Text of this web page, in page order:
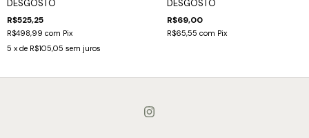
DESGOSTO
R$525,25
R$498,99 com Pix
5 x de R$105,05 sem juros
DESGOSTO
R$69,00
R$65,55 com Pix